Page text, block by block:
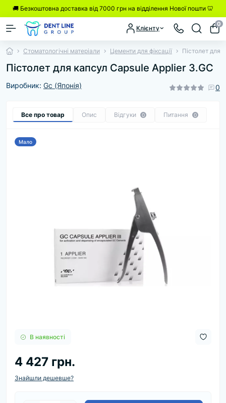
🚚 Безкоштовна доставка від 7000 грн на відділення Нової пошти 🦷
Клієнту
0
Стоматологічні матеріали Цементи для фіксації Пістолет для
Пістолет для капсул Capsule Applier 3.GC
Виробник: Gc (Японія) 0
Все про товар Опис Відгуки 0 Питання 0
Мало
В наявності
4 427 грн.
Знайшли дешевше?